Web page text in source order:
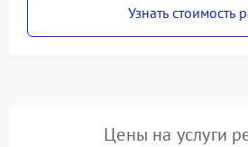
Узнать стоимость
Цены на услуги